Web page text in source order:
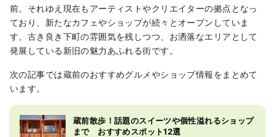
前。それゆえ現在もアーティストやクリエイターの拠点となっ
ており、新たなカフェやショップが続々とオープンしていま
す。古き良き下町の雰囲気を残しつつ、お洒落なエリアとして
発展している新旧の魅力あふれる街です。
次の記事では蔵前のおすすめグルメやショップ情報をまとめて
います。
蔵前散歩！話題のスイーツや個性溢れるショップ
まで おすすめスポット12選